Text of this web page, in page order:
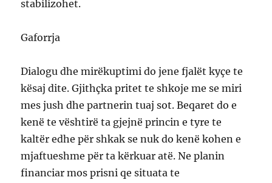
stabilizohet.
Gaforrja
Dialogu dhe mirëkuptimi do jene fjalët kyçe te
kësaj dite. Gjithçka pritet te shkoje me se miri
mes jush dhe partnerin tuaj sot. Beqaret do e
kenë te vështirë ta gjejnë princin e tyre te
kaltër edhe për shkak se nuk do kenë kohen e
mjaftueshme për ta kërkuar atë. Ne planin
financiar mos prisni qe situata te